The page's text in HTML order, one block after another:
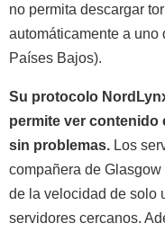
no permita descargar
automáticamente a uno
Países Bajos).
Su protocolo
permite ver contenido
sin problemas. Los
compañera de
de la velocidad de solo
servidores cercanos.